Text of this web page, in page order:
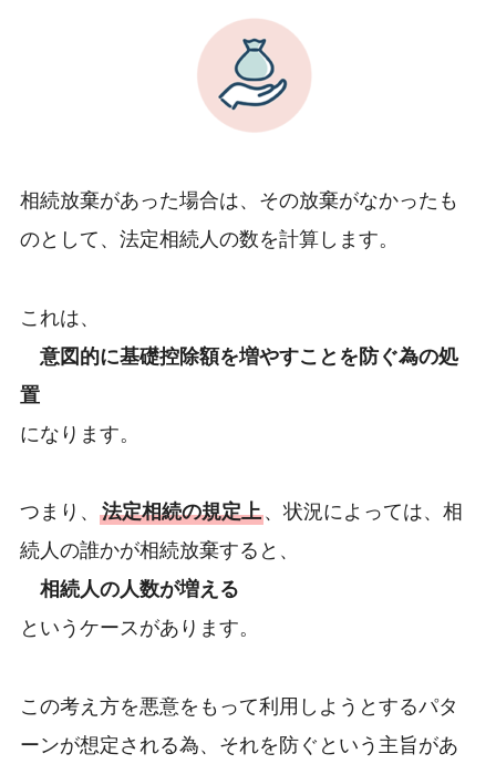
相続放棄があった場合は、その放棄がなかったも
のとして、法定相続人の数を計算します。
これは、
意図的に基礎控除額を増やすことを防ぐ為の処
置
になります。
つまり、 法定相続の規定上、状況によっては、相
続人の誰かが相続放棄すると、
相続人の人数が増える
というケースがあります。
この考え方を悪意をもって利用しようとするパタ
ーンが想定される為、それを防ぐという主旨があ